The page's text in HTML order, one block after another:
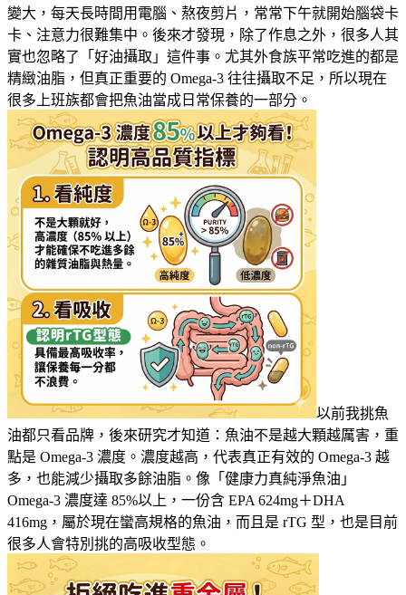
變大，每天長時間用電腦、熬夜剪片，常常下午就開始腦袋卡
卡、注意力很難集中。後來才發現，除了作息之外，很多人其
實也忽略了「好油攝取」這件事。尤其外食族平常吃進的都是
精緻油脂，但真正重要的 Omega-3 往往攝取不足，所以現在
很多上班族都會把魚油當成日常保養的一部分。
以前我挑魚
油都只看品牌，後來研究才知道：魚油不是越大顆越厲害，重
點是 Omega-3 濃度。濃度越高，代表真正有效的 Omega-3 越
多，也能減少攝取多餘油脂。像「健康力真純淨魚油」
Omega-3 濃度達 85%以上，一份含 EPA 624mg＋DHA
416mg，屬於現在蠻高規格的魚油，而且是 rTG 型，也是目前
很多人會特別挑的高吸收型態。